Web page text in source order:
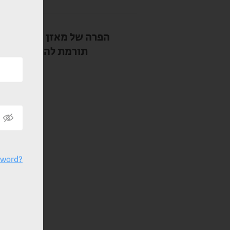
תורמת להתקדמות